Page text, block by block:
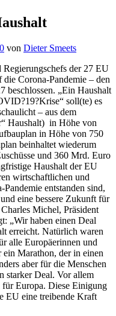
von Dieter Smeets
der 27 EU
Corona-Pandemie – den
beschlossen. „Ein Haushalt
soll(te) es
– aus dem
Haushalt) in Höhe von
in Höhe von 750
beinhaltet wiederum
und 360 Mrd. Euro
Haushalt der EU
wirtschaftlichen und
entstanden sind,
eine bessere Zukunft für
Michel, Präsident
„Wir haben einen Deal
erreicht. Natürlich waren
alle Europäerinnen und
Marathon, der in einen
aber für die Menschen
starker Deal. Vor allem
für Europa. Diese Einigung
EU eine treibende Kraft